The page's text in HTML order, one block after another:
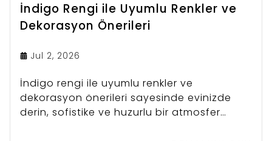
İndigo Rengi ile Uyumlu Renkler ve
Dekorasyon Önerileri
Jul 2, 2026
İndigo rengi ile uyumlu renkler ve
dekorasyon önerileri sayesinde evinizde
derin, sofistike ve huzurlu bir atmosfer